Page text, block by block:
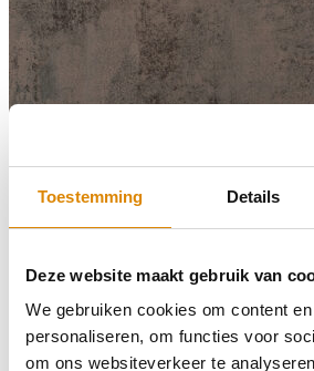
Toestemming Details
Deze website maakt gebruik van
We gebruiken cookies om content
personaliseren, om functies voor
om ons websiteverkeer te
Selecteer
3236XX RPO
Kleur: